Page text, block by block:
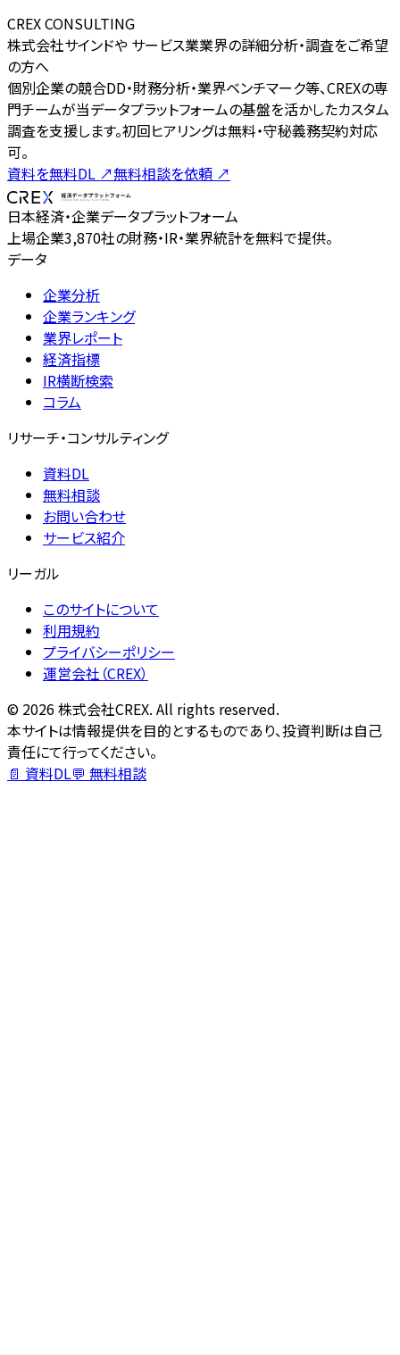
CREX CONSULTING
株式会社サインドや サービス業業界の詳細分析・調査をご希望
の方へ
個別企業の競合DD・財務分析・業界ベンチマーク等、CREXの専
門チームが当データプラットフォームの基盤を活かしたカスタム
調査を支援します。初回ヒアリングは無料・守秘義務契約対応
可。
資料を無料DL ↗無料相談を依頼 ↗
日本経済・企業データプラットフォーム
上場企業3,870社の財務・IR・業界統計を無料で提供。
データ
企業分析
企業ランキング
業界レポート
経済指標
IR横断検索
コラム
リサーチ・コンサルティング
資料DL
無料相談
お問い合わせ
サービス紹介
リーガル
このサイトについて
利用規約
プライバシーポリシー
運営会社（CREX）
© 2026株式会社CREX. All rights reserved.
本サイトは情報提供を目的とするものであり、投資判断は自己
責任にて行ってください。
📄 資料DL💬 無料相談